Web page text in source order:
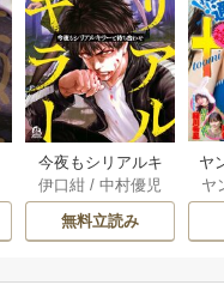
今夜もシリアルキ
ラーと待ち合わせ 5
巻
伊口紺 /中村優児
無料立読み
ヤ
ヤ